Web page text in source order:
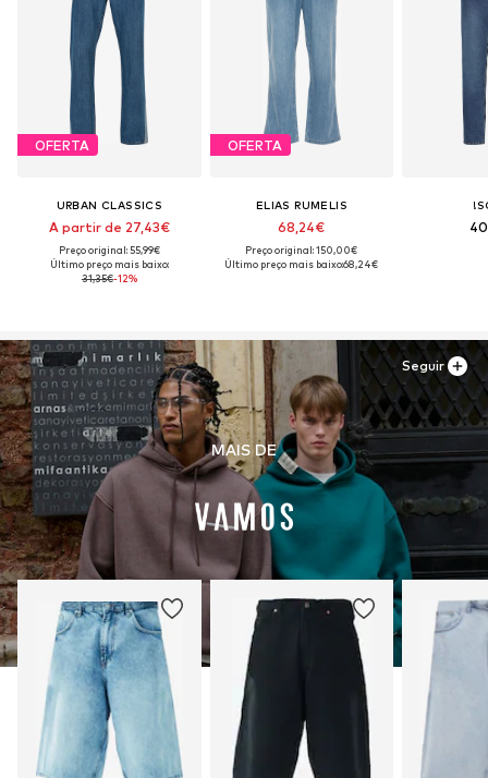
OFERTA
URBAN CLASSICS
A partir de 27,43€
Preço original: 55,99€
Último preço mais baixo:
31,35€-12%
OFERTA
ELIAS RUMELIS
68,24€
Preço original: 150,00€
Último preço mais baixo:68,24€
MAIS DE
Seguir